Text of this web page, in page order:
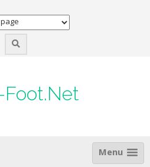
Foot.Net
Menu